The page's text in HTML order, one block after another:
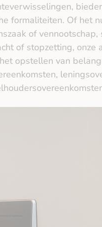
formaliteiten. Of het
of
of stopzetting, onze
opstellen van